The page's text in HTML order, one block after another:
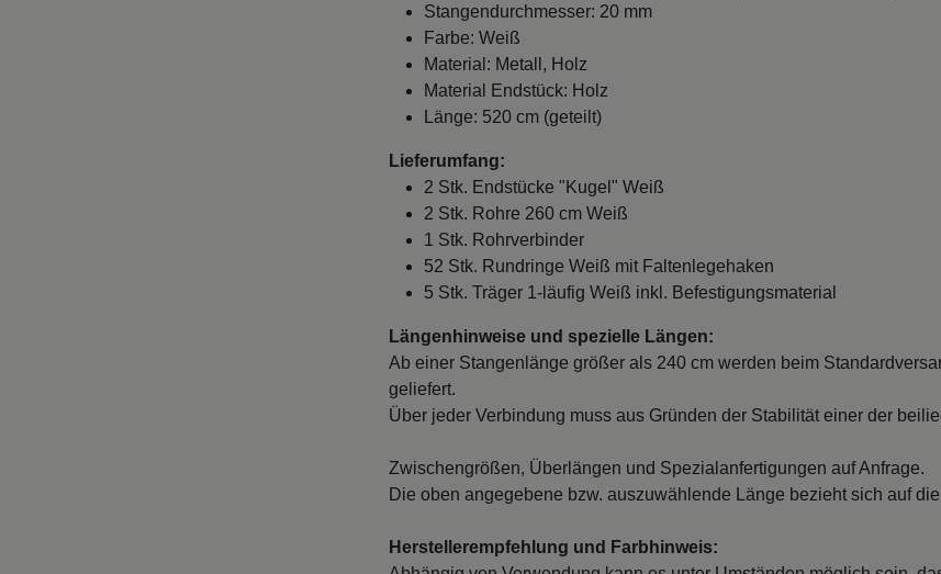
Stangendurchmesser: 20 mm
Farbe: Weiß
Material: Metall, Holz
Material Endstück: Holz
Länge: 520 cm (geteilt)
Lieferumfang:
2 Stk. Endstücke "Kugel" Weiß
2 Stk. Rohre 260 cm Weiß
1 Stk. Rohrverbinder
52 Stk. Rundringe Weiß mit Faltenlegehaken
5 Stk. Träger 1-läufig Weiß inkl. Befestigungsmaterial
Längenhinweise und spezielle Längen:
Ab einer Stangenlänge größer als 240 cm werden beim
geliefert.
Über jeder Verbindung muss aus Gründen der Stabilität einer der
Zwischengrößen, Überlängen und Spezialanfertigungen auf Anfrage.
Die oben angegebene bzw. auszuwählende Länge bezieht sich auf
Herstellerempfehlung und Farbhinweis: